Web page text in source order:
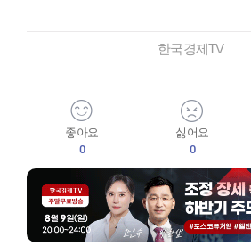
한국경제TV
좋아요
0
싫어요
0